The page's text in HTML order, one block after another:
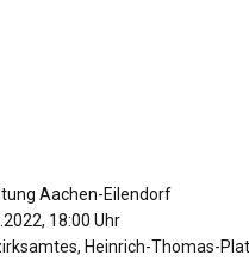
Aachen-Eilendorf
18:00 Uhr
Heinrich-Thomas-